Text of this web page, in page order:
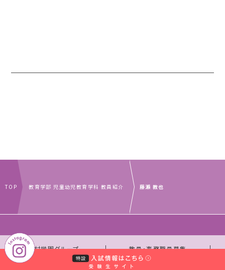
TOP 教育学部 児童幼児教育学科 教員紹介 藤瀨 教也
中村学園グループ ｜ 教員・事務職員募集 ｜
取材のお申し込みについて ｜ お問い合わせ窓口一覧